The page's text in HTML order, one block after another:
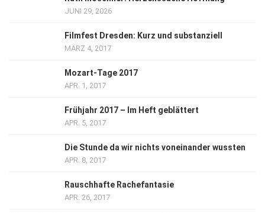
JUNI 29, 2026
Filmfest Dresden: Kurz und substanziell
MÄRZ 4, 2017
Mozart-Tage 2017
APR. 1, 2017
Frühjahr 2017 – Im Heft geblättert
APR. 5, 2017
Die Stunde da wir nichts voneinander wussten
APR. 8, 2017
Rauschhafte Rachefantasie
APR. 26, 2017